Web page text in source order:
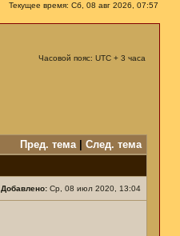
Текущее время: Сб, 08 авг 2026, 07:57
Часовой пояс: UTC + 3 часа
Пред. тема| След. тема
Добавлено: Ср, 08 июл 2020, 13:04